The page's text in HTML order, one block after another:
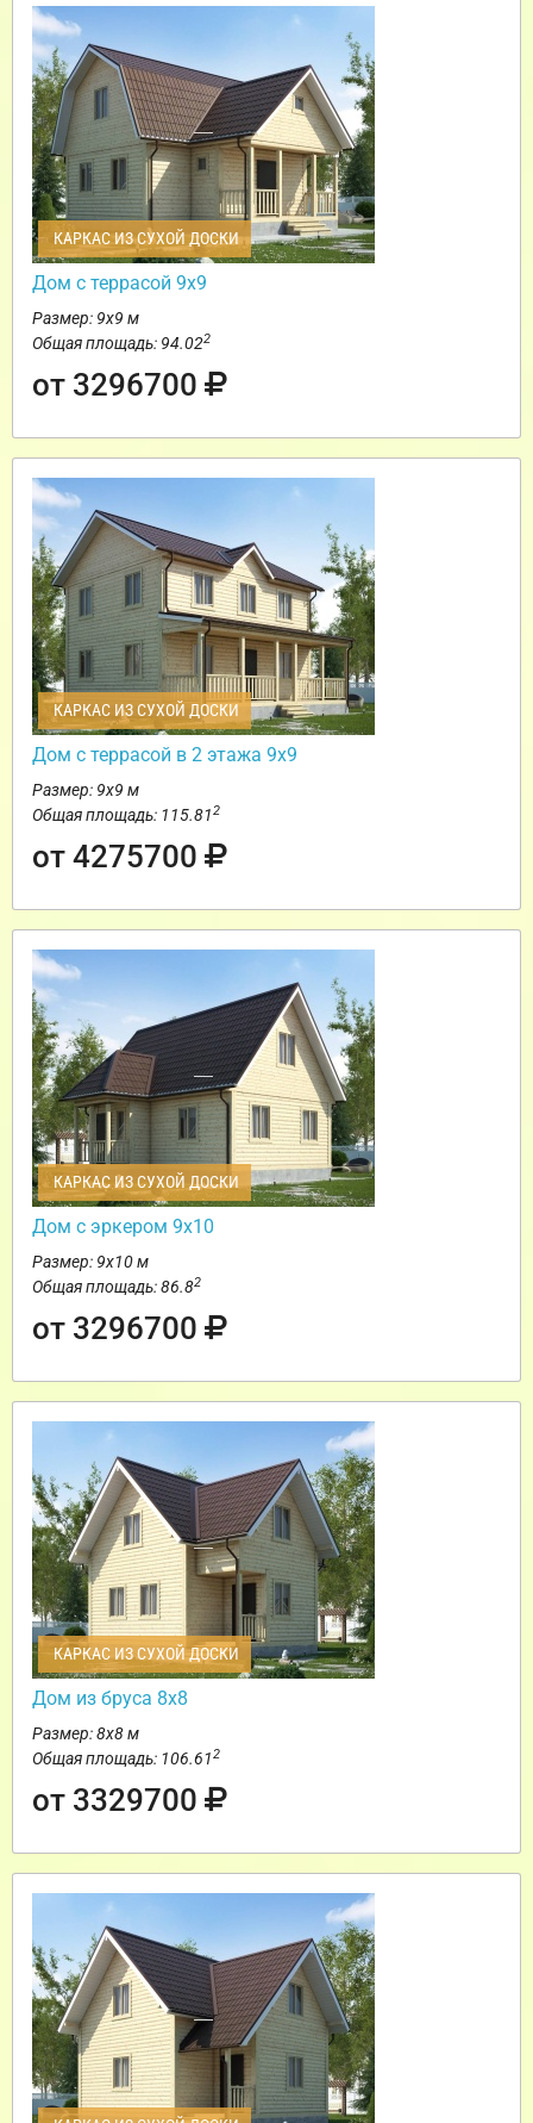
КАРКАС ИЗ СУХОЙ ДОСКИ
Дом с террасой 9х9
Размер: 9х9 м
Общая площадь: 94.022
от 3296700
КАРКАС ИЗ СУХОЙ ДОСКИ
Дом с террасой в 2 этажа 9х9
Размер: 9х9 м
Общая площадь: 115.812
от 4275700
КАРКАС ИЗ СУХОЙ ДОСКИ
Дом с эркером 9х10
Размер: 9х10 м
Общая площадь: 86.82
от 3296700
КАРКАС ИЗ СУХОЙ ДОСКИ
Дом из бруса 8х8
Размер: 8х8 м
Общая площадь: 106.612
от 3329700